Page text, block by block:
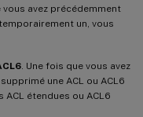
avez précédemment
un, vous
. Une fois que vous avez
une ACL ou ACL6
étendues ou ACL6